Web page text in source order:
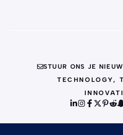
STUUR ONS JE
TECHNOLOGY,